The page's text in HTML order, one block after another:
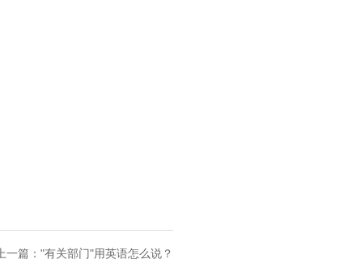
上一篇："有关部门"用英语怎么说？